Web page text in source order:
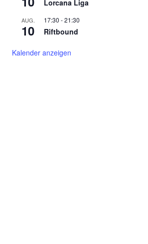
Lorcana Liga
AUG.
10
17:30 -21:30
Riftbound
Kalender anzeigen